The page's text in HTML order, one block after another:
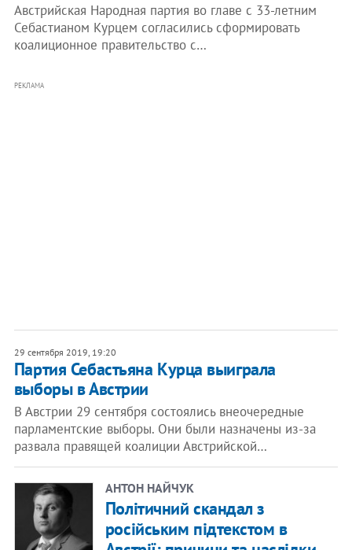
Австрийская Народная партия во главе с 33-летним
Себастианом Курцем согласились сформировать
коалиционное правительство с…
РЕКЛАМА
29 сентября 2019, 19:20
Партия Себастьяна Курца выиграла
выборы в Австрии
В Австрии 29 сентября состоялись внеочередные
парламентские выборы. Они были назначены из-за
развала правящей коалиции Австрийской…
АНТОН НАЙЧУК
Політичний скандал з
російським підтекстом в